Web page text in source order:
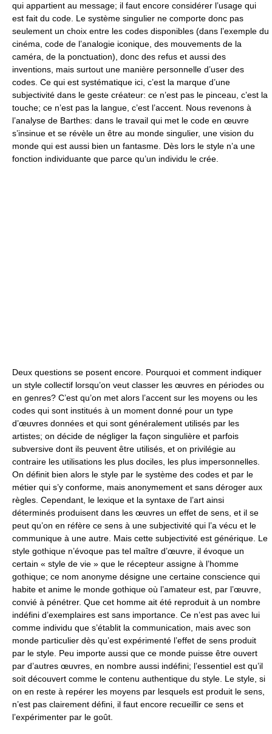
qui appartient au message; il faut encore considérer l’usage qui
est fait du code. Le système singulier ne comporte donc pas
seulement un choix entre les codes disponibles (dans l’exemple du
cinéma, code de l’analogie iconique, des mouvements de la
caméra, de la ponctuation), donc des refus et aussi des
inventions, mais surtout une manière personnelle d’user des
codes. Ce qui est systématique ici, c’est la marque d’une
subjectivité dans le geste créateur: ce n’est pas le pinceau, c’est la
touche; ce n’est pas la langue, c’est l’accent. Nous revenons à
l’analyse de Barthes: dans le travail qui met le code en œuvre
s’insinue et se révèle un être au monde singulier, une vision du
monde qui est aussi bien un fantasme. Dès lors le style n’a une
fonction individuante que parce qu’un individu le crée.
Deux questions se posent encore. Pourquoi et comment indiquer
un style collectif lorsqu’on veut classer les œuvres en périodes ou
en genres? C’est qu’on met alors l’accent sur les moyens ou les
codes qui sont institués à un moment donné pour un type
d’œuvres données et qui sont généralement utilisés par les
artistes; on décide de négliger la façon singulière et parfois
subversive dont ils peuvent être utilisés, et on privilégie au
contraire les utilisations les plus dociles, les plus impersonnelles.
On définit bien alors le style par le système des codes et par le
métier qui s’y conforme, mais anonymement et sans déroger aux
règles. Cependant, le lexique et la syntaxe de l’art ainsi
déterminés produisent dans les œuvres un effet de sens, et il se
peut qu’on en réfère ce sens à une subjectivité qui l’a vécu et le
communique à une autre. Mais cette subjectivité est générique. Le
style gothique n’évoque pas tel maître d’œuvre, il évoque un
certain « style de vie » que le récepteur assigne à l’homme
gothique; ce nom anonyme désigne une certaine conscience qui
habite et anime le monde gothique où l’amateur est, par l’œuvre,
convié à pénétrer. Que cet homme ait été reproduit à un nombre
indéfini d’exemplaires est sans importance. Ce n’est pas avec lui
comme individu que s’établit la communication, mais avec son
monde particulier dès qu’est expérimenté l’effet de sens produit
par le style. Peu importe aussi que ce monde puisse être ouvert
par d’autres œuvres, en nombre aussi indéfini; l’essentiel est qu’il
soit découvert comme le contenu authentique du style. Le style, si
on en reste à repérer les moyens par lesquels est produit le sens,
n’est pas clairement défini, il faut encore recueillir ce sens et
l’expérimenter par le goût.